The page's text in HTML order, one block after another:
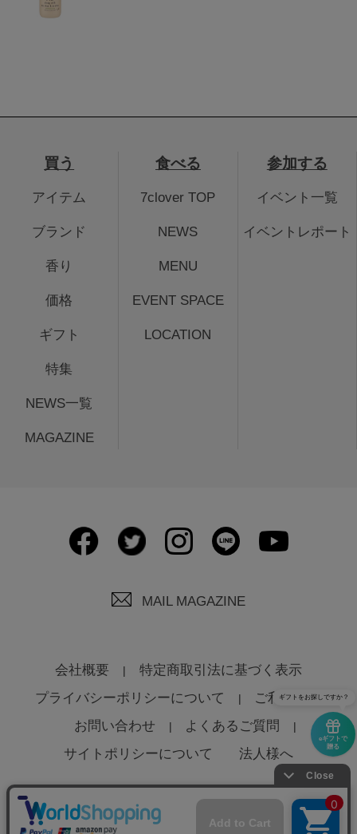
買う
アイテム
ブランド
香り
価格
ギフト
特集
NEWS一覧
MAGAZINE
食べる
7clover TOP
NEWS
MENU
EVENT SPACE
LOCATION
参加する
イベント一覧
イベントレポート
MAIL MAGAZINE
会社概要
特定商取引法に基づく表示
プライバシーポリシーについて
ご利用規約
お問い合わせ
よくあるご質問
サイトポリシーについて
法人様へ
© Global Product Planning Co., Ltd
eギフトで
贈る
ギフトをお探しですか？